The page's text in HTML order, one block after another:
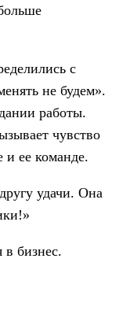
с
не будем».
работы.
чувство
и ее команде.
удачи. Она
в бизнес.